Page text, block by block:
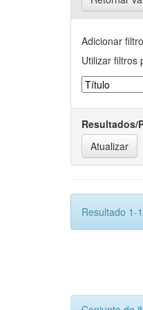
Adicionar
Utilizar filtros
Resultados/
Resultado 1-